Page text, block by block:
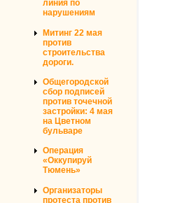
линия по
нарушениям
Митинг 22 мая
против
строительства
дороги.
Общегородской
сбор подписей
против точечной
застройки: 4 мая
на Цветном
бульваре
Операция
«Оккупируй
Тюмень»
Организаторы
протеста против